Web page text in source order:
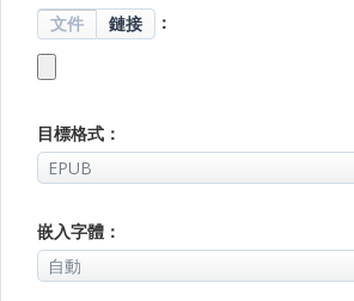
文件 鏈接 ：
目標格式：
嵌入字體：